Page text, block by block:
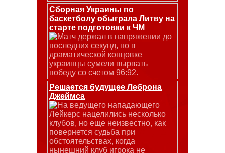
Сборная Украины по
баскетболу обыграла Литву на
старте подготовки к ЧМ
Матч держал в напряжении до
последних секунд, но в
драматической концовке
украинцы сумели вырвать
победу со счетом 96:92.
Решается будущее Леброна
Джеймса
На ведущего нападающего
Лейкерс нацелились несколько
клубов, но еще неизвестно, как
повернется судьба при
обстоятельствах, когда
нынешний клуб игрока не